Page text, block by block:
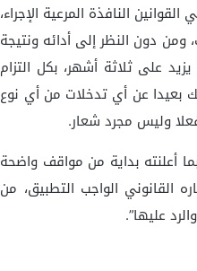
النافذة المرعية الإجراء،
دون النظر إلى أدائه ونتيجة
على ثلاثة أشهر، بكل التزام
بعيدا عن أي تدخلات من أي نوع
وليس مجرد شعار.
أعلنته بداية من مواقف واضحة
القانوني الواجب التطبيق، من
عليها”.